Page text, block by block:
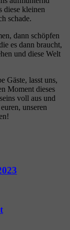
diese kleinen
schade.
dann schöpfen
es dann braucht,
und diese Welt
Gäste, lasst uns,
Moment dieses
voll aus und
unseren